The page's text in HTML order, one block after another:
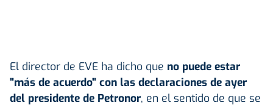
El director de EVE ha dicho que no puede estar
"más de acuerdo" con las declaraciones de ayer
del presidente de Petronor, en el sentido de que se